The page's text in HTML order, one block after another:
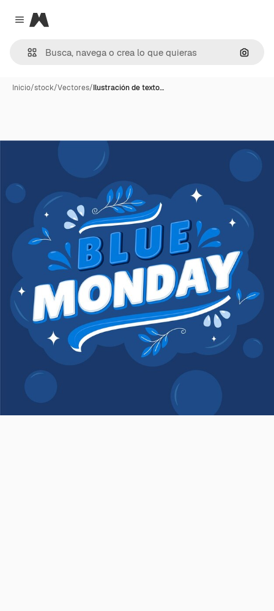
Close menu
Magnific
Inicio/stock/Vectores/Ilustración de texto…